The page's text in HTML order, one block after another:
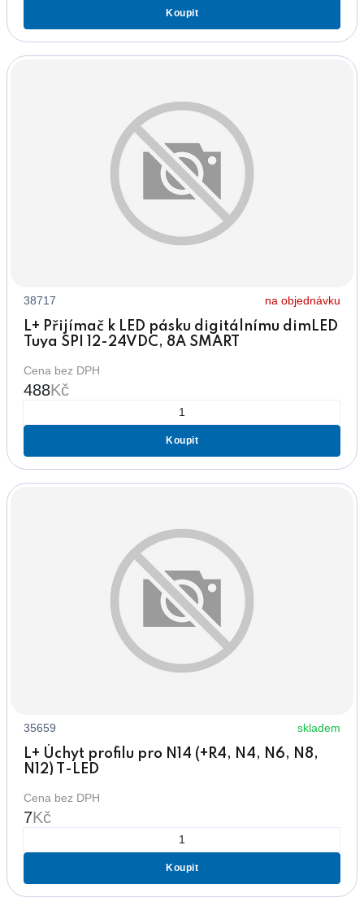
Koupit
38717 na objednávku
L+ Přijímač k LED pásku digitálnímu dimLED
Tuya SPI 12-24VDC, 8A SMART
Cena bez DPH
488Kč
Koupit
35659 skladem
L+ Úchyt profilu pro N14 (+R4, N4, N6, N8,
N12) T-LED
Cena bez DPH
7Kč
Koupit